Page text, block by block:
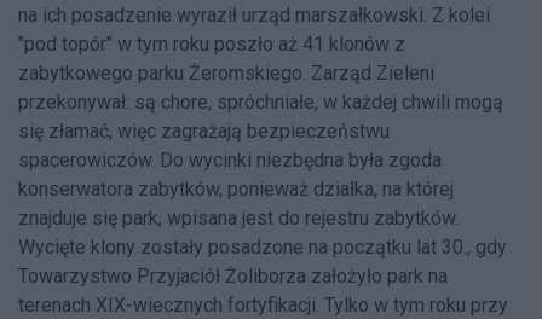
na ich posadzenie wyraził urząd marszałkowski. Z kolei
"pod topór" w tym roku poszło aż 41 klonów z
zabytkowego parku Żeromskiego. Zarząd Zieleni
przekonywał: są chore, spróchniałe, w każdej chwili mogą
się złamać, więc zagrażają bezpieczeństwu
spacerowiczów. Do wycinki niezbędna była zgoda
konserwatora zabytków, ponieważ działka, na której
znajduje się park, wpisana jest do rejestru zabytków.
Wycięte klony zostały posadzone na początku lat 30., gdy
Towarzystwo Przyjaciół Żoliborza założyło park na
terenach XIX-wiecznych fortyfikacji. Tylko w tym roku przy